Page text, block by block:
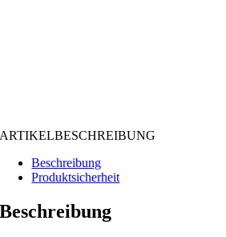
ARTIKELBESCHREIBUNG
Beschreibung
Produktsicherheit
Beschreibung